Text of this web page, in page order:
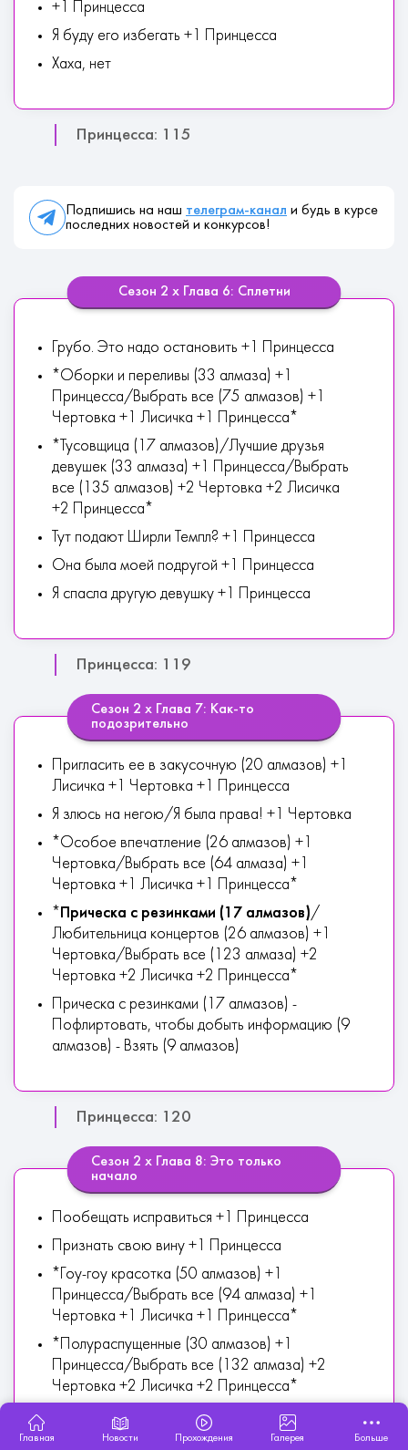
+1 Принцесса
Я буду его избегать +1 Принцесса
Хаха, нет
Принцесса: 115
Подпишись на наш телеграм-канал и будь в курсе
последних новостей и конкурсов!
Сезон 2 х Глава 6: Сплетни
Грубо. Это надо остановить +1 Принцесса
*Оборки и переливы (33 алмаза) +1
Принцесса/Выбрать все (75 алмазов) +1
Чертовка +1 Лисичка +1 Принцесса*
*Тусовщица (17 алмазов)/Лучшие друзья
девушек (33 алмаза) +1 Принцесса/Выбрать
все (135 алмазов) +2 Чертовка +2 Лисичка
+2 Принцесса*
Тут подают Ширли Темпл? +1 Принцесса
Она была моей подругой +1 Принцесса
Я спасла другую девушку +1 Принцесса
Принцесса: 119
Сезон 2 х Глава 7: Как-то
подозрительно
Пригласить ее в закусочную (20 алмазов) +1
Лисичка +1 Чертовка +1 Принцесса
Я злюсь на негою/Я была права! +1 Чертовка
*Особое впечатление (26 алмазов) +1
Чертовка/Выбрать все (64 алмаза) +1
Чертовка +1 Лисичка +1 Принцесса*
* Прическа с резинками (17 алмазов)/
Любительница концертов (26 алмазов) +1
Чертовка/Выбрать все (123 алмаза) +2
Чертовка +2 Лисичка +2 Принцесса*
Прическа с резинками (17 алмазов) -
Пофлиртовать, чтобы добыть информацию (9
алмазов) - Взять (9 алмазов)
Принцесса: 120
Сезон 2 х Глава 8: Это только
начало
Пообещать исправиться +1 Принцесса
Признать свою вину +1 Принцесса
*Гоу-гоу красотка (50 алмазов) +1
Принцесса/Выбрать все (94 алмаза) +1
Чертовка +1 Лисичка +1 Принцесса*
*Полураспущенные (30 алмазов) +1
Принцесса/Выбрать все (132 алмаза) +2
Чертовка +2 Лисичка +2 Принцесса*
Просто потрясно +1 Принцесса
Диковата для меня +1 Принцесса
Главная Новости Прохождения Галерея Больше